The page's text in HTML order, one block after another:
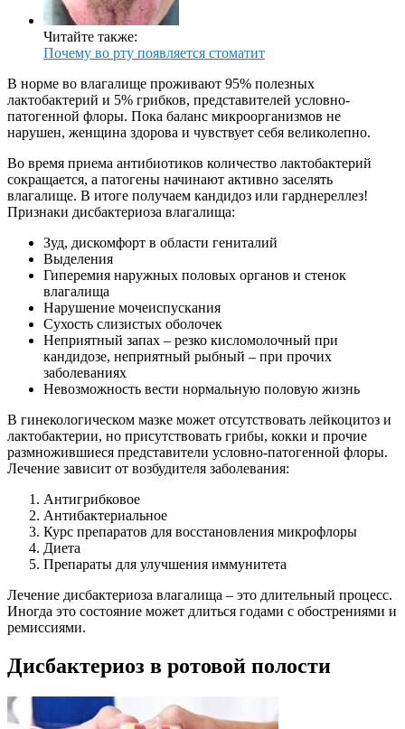
Читайте также:
Почему во рту появляется стоматит
В норме во влагалище проживают 95% полезных
лактобактерий и 5% грибков, представителей условно-
патогенной флоры. Пока баланс микроорганизмов не
нарушен, женщина здорова и чувствует себя великолепно.
Во время приема антибиотиков количество лактобактерий
сокращается, а патогены начинают активно заселять
влагалище. В итоге получаем кандидоз или гарднереллез!
Признаки дисбактериоза влагалища:
Зуд, дискомфорт в области гениталий
Выделения
Гиперемия наружных половых органов и стенок
влагалища
Нарушение мочеиспускания
Сухость слизистых оболочек
Неприятный запах – резко кисломолочный при
кандидозе, неприятный рыбный – при прочих
заболеваниях
Невозможность вести нормальную половую жизнь
В гинекологическом мазке может отсутствовать лейкоцитоз и
лактобактерии, но присутствовать грибы, кокки и прочие
размножившиеся представители условно-патогенной флоры.
Лечение зависит от возбудителя заболевания:
Антигрибковое
Антибактериальное
Курс препаратов для восстановления микрофлоры
Диета
Препараты для улучшения иммунитета
Лечение дисбактериоза влагалища – это длительный процесс.
Иногда это состояние может длиться годами с обострениями и
ремиссиями.
Дисбактериоз в ротовой полости